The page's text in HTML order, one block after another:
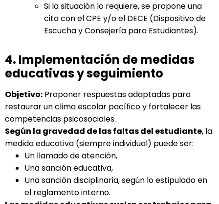
Si la situación lo requiere, se propone una
cita con el CPE y/o el DECE (Dispositivo de
Escucha y Consejería para Estudiantes).
4. Implementación de medidas
educativas y seguimiento
Objetivo: Proponer respuestas adaptadas para
restaurar un clima escolar pacífico y fortalecer las
competencias psicosociales.
Según la gravedad de las faltas del estudiante, la
medida educativa (siempre individual) puede ser:
Un llamado de atención,
Una sanción educativa,
Una sanción disciplinaria, según lo estipulado en
el reglamento interno.